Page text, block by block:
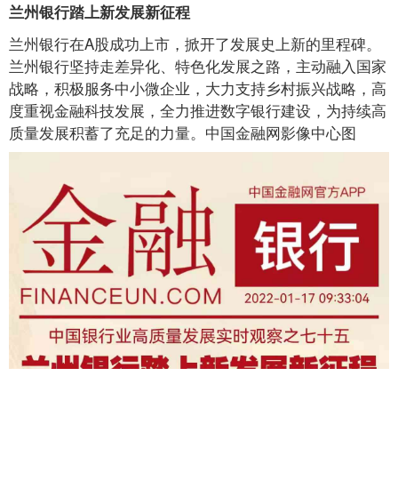
兰州银行踏上新发展新征程
兰州银行在A股成功上市，掀开了发展史上新的里程碑。
兰州银行坚持走差异化、特色化发展之路，主动融入国家
战略，积极服务中小微企业，大力支持乡村振兴战略，高
度重视金融科技发展，全力推进数字银行建设，为持续高
质量发展积蓄了充足的力量。中国金融网影像中心图